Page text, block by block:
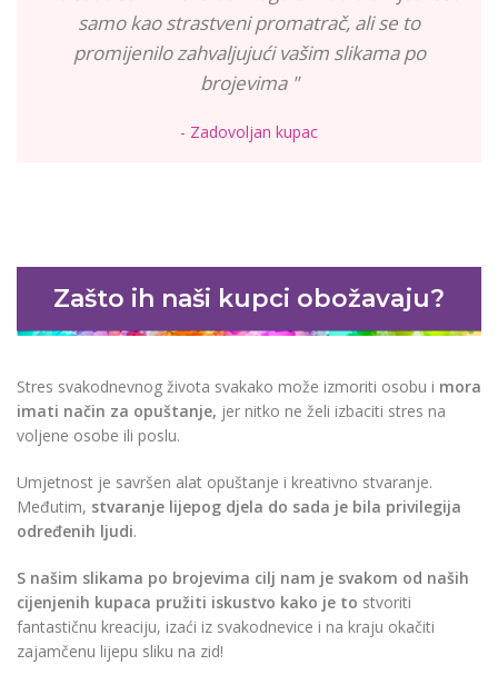
samo kao strastveni promatrač, ali se to
promijenilo zahvaljujući vašim slikama po
brojevima "
- Zadovoljan kupac
Zašto ih naši kupci obožavaju?
Stres svakodnevnog života svakako može izmoriti osobu i mora
imati način za opuštanje, jer nitko ne želi izbaciti stres na
voljene osobe ili poslu.
Umjetnost je savršen alat opuštanje i kreativno stvaranje.
Međutim, stvaranje lijepog djela do sada je bila privilegija
određenih ljudi.
S našim slikama po brojevima cilj nam je svakom od naših
cijenjenih kupaca pružiti iskustvo kako je to stvoriti
fantastičnu kreaciju, izaći iz svakodnevice i na kraju okačiti
zajamčenu lijepu sliku na zid!